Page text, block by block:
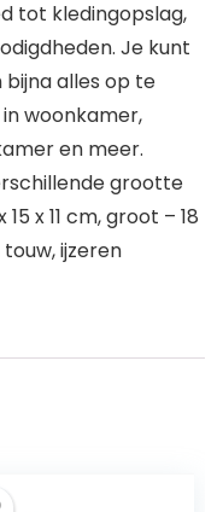
tot kledingopslag,
Je kunt
alles op te
woonkamer,
en meer.
grootte
x 11 cm, groot – 18
touw, ijzeren